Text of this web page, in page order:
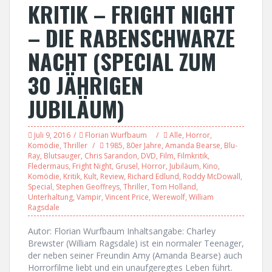
KRITIK – FRIGHT NIGHT
– DIE RABENSCHWARZE
NACHT (SPECIAL ZUM
30 JÄHRIGEN
JUBILÄUM)
Juli 9, 2016 Florian Wurfbaum Alle, Horror,
Komödie, Thriller 1985, 80er Jahre, Amanda Bearse, Blu-
Ray, Blutsauger, Chris Sarandon, DVD, Film, Filmkritik,
Fledermaus, Fright Night, Grusel, Horror, Jubiläum, Kino,
Komödie, Kritik, Kult, Review, Richard Edlund, Roddy McDowall,
Special, Stephen Geoffreys, Thriller, Tom Holland,
Unterhaltung, Vampir, Vincent Price, Werewolf, William
Ragsdale
Autor: Florian Wurfbaum Inhaltsangabe: Charley
Brewster (William Ragsdale) ist ein normaler Teenager,
der neben seiner Freundin Amy (Amanda Bearse) auch
Horrorfilme liebt und ein unaufgeregtes Leben führt.